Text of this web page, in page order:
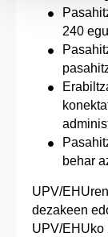
240
behar
UPV/
dezakeen
UPV/EHUko